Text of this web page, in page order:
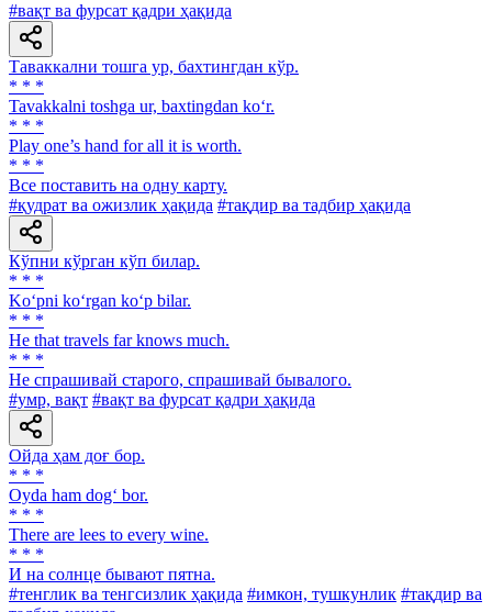
#вақт ва фурсат қадри ҳақида
Таваккални тошга ур, бахтингдан кўр.
* * *
Tavakkalni toshga ur, baxtingdan ko‘r.
* * *
Play one’s hand for all it is worth.
* * *
Все поставить на одну карту.
#қудрат ва ожизлик ҳақида #тақдир ва тадбир ҳақида
Кўпни кўрган кўп билар.
* * *
Ko‘pni ko‘rgan ko‘p bilar.
* * *
Не that travels far knows much.
* * *
He спрашивай старого, спрашивай бывалого.
#умр, вақт #вақт ва фурсат қадри ҳақида
Ойда ҳам доғ бор.
* * *
Oyda ham dog‘ bor.
* * *
There are lees to every wine.
* * *
И на солнце бывают пятна.
#тенглик ва тенгсизлик ҳақида #имкон, тушкунлик #тақдир ва